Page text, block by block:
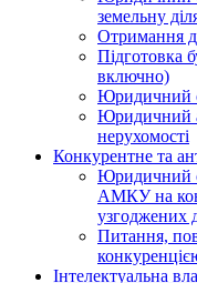
земельну
Отримання
Підготовка
включно)
Юридичний
Юридичний
нерухомості
Конкурентне та
Юридичний
АМКУ на
узгоджених
Питання,
Інтелектуальна